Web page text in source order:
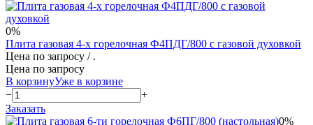
0%
Плита газовая 4-х горелочная Ф4ПДГ/800 с газовой духовкой
Цена по запросу / .
Цена по запросу
В корзинуУже в корзине
−
+
Заказать
0%